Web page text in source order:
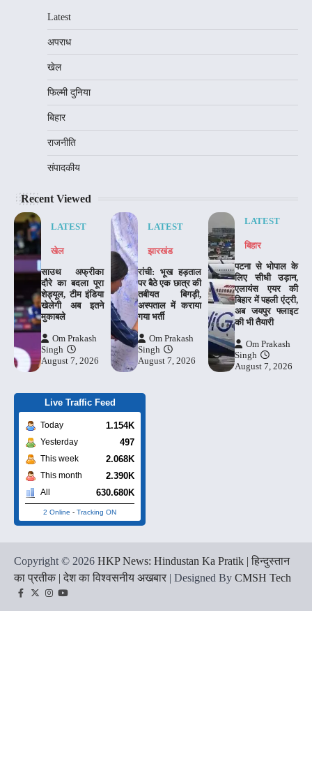
Latest
अपराध
खेल
फिल्मी दुनिया
बिहार
राजनीति
संपादकीय
Recent Viewed
LATEST
खेल
साउथ अफ्रीका
दौरे का बदला पूरा
शेड्यूल, टीम इंडिया
खेलेगी अब इतने
मुकाबले
Om Prakash
Singh
August 7, 2026
LATEST
झारखंड
रांची: भूख हड़ताल
पर बैठे एक छात्र की
तबीयत बिगड़ी,
अस्पताल में कराया
गया भर्ती
Om Prakash
Singh
August 7, 2026
LATEST
बिहार
पटना से भोपाल के
लिए सीधी उड़ान,
एलायंस एयर की
बिहार में पहली एंट्री,
अब जयपुर फ्लाइट
की भी तैयारी
Om Prakash
Singh
August 7, 2026
Live Traffic Feed
Today 1.154K
Yesterday 497
This week 2.068K
This month 2.390K
All 630.680K
2 Online - Tracking ON
Copyright © 2026 HKP News: Hindustan Ka Pratik | हिन्दुस्तान
का प्रतीक | देश का विश्वसनीय अखबार | Designed By CMSH Tech
Facebook
TwitterInstagram
YouTube